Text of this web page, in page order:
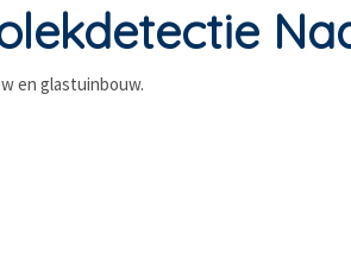
en glastuinbouw.